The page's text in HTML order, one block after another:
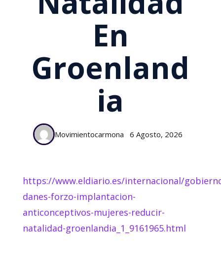
En
Groenland
Ia
Movimientocarmona 6 Agosto, 2026
https://www.eldiario.es/internacional/
danes-forzo-implantacion-
anticonceptivos-mujeres-reducir-
natalidad-groenlandia_1_9161965.html